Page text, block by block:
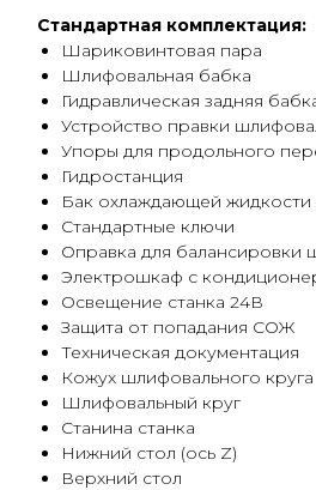
Стандартная комплектация:
Шариковинтовая пара
Шлифовальная бабка
Гидравлическая задняя
Устройство правки
Упоры для продольного
Гидростанция
Бак охлаждающей жидкости
Стандартные ключи
Оправка для балансировки
Электрошкаф с
Освещение станка 24В
Защита от попадания СОЖ
Техническая документация
Кожух шлифовального круга
Шлифовальный круг
Станина станка
Нижний стол (ось Z)
Верхний стол